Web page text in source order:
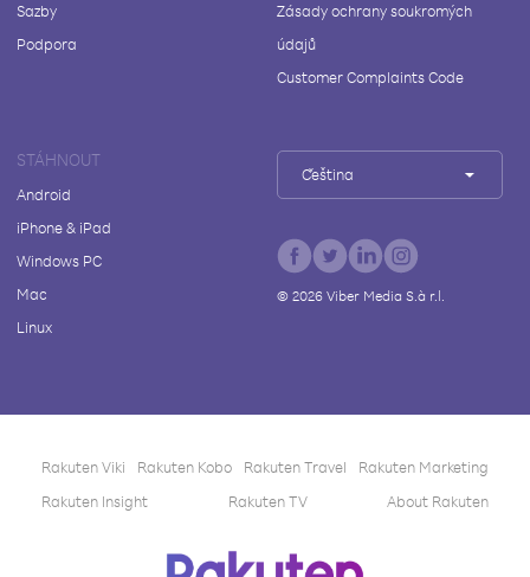
Sazby
Podpora
Zásady ochrany soukromých
údajů
Customer Complaints Code
STÁHNOUT
Android
iPhone & iPad
Windows PC
Mac
Linux
Čeština
© 2026Viber Media S.à r.l.
Rakuten Viki Rakuten Kobo Rakuten Travel
Rakuten Marketing
Rakuten Insight
Rakuten TV About Rakuten